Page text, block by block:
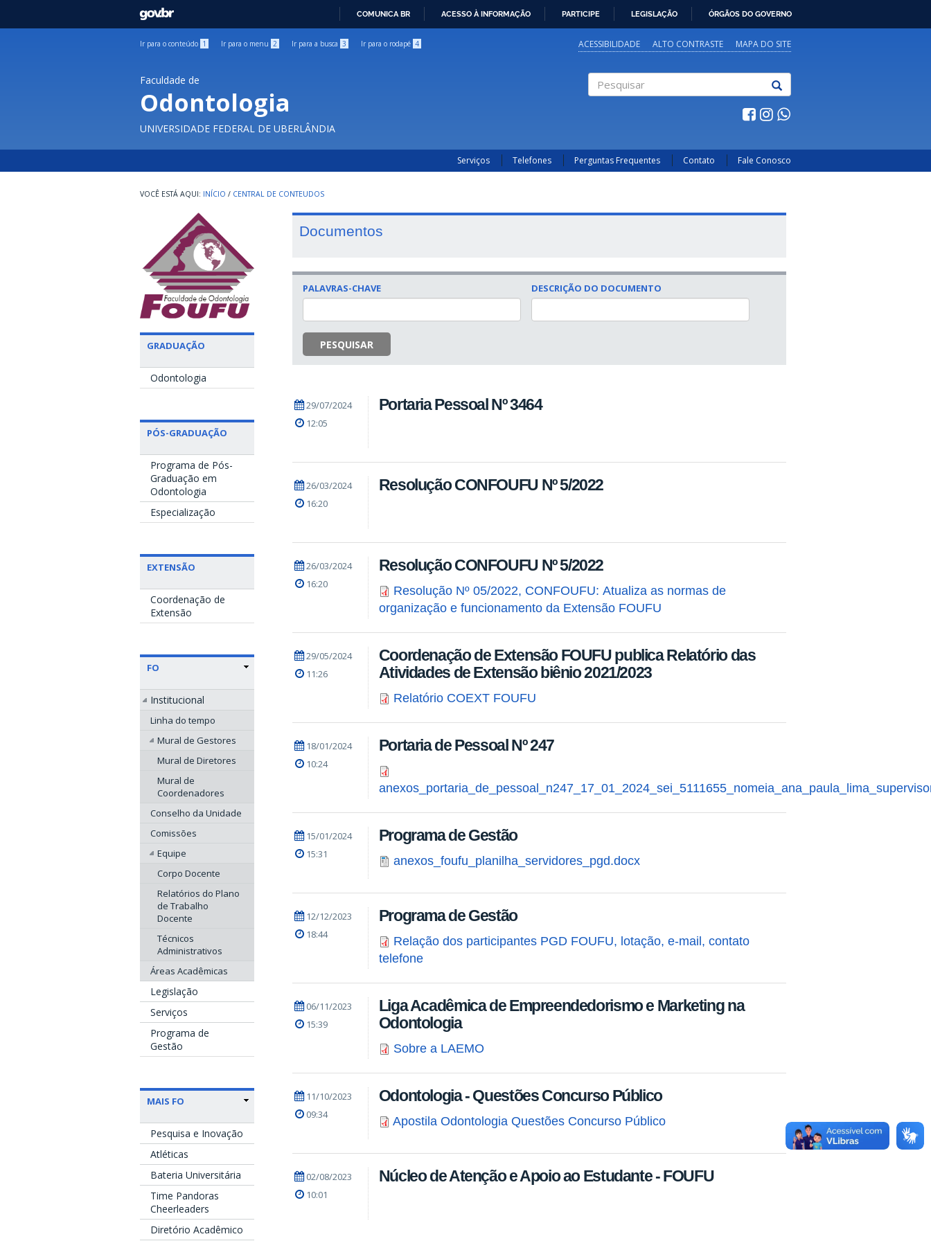
GOVBR
COMUNICA BR ACESSO À INFORMAÇÃO PARTICIPE LEGISLAÇÃO ÓRGÃOS DO GOVERNO
Ir para o conteúdo 1 Ir para o menu 2 Ir para a busca 3 Ir para o rodapé 4 ACESSIBILIDADE ALTO CONTRASTE MAPA DO SITE
Faculdade de
Odontologia
UNIVERSIDADE FEDERAL DE UBERLÂNDIA
Serviços Telefones Perguntas Frequentes Contato Fale Conosco
INÍCIO / CENTRAL DE CONTEUDOS
GRADUAÇÃO
Odontologia
PÓS-GRADUAÇÃO
Programa de Pós-
Graduação em
Odontologia
Especialização
EXTENSÃO
Coordenação de
Extensão
FO
Institucional
Linha do tempo
Mural de Gestores
Mural de Diretores
Mural de
Coordenadores
Conselho da Unidade
Comissões
Equipe
Corpo Docente
Relatórios do Plano
de Trabalho
Docente
Técnicos
Administrativos
Áreas Acadêmicas
Legislação
Serviços
Programa de
Gestão
MAIS FO
Pesquisa e Inovação
Atléticas
Bateria Universitária
Time Pandoras
Cheerleaders
Diretório Acadêmico
Documentos
PALAVRAS-CHAVE DESCRIÇÃO DO DOCUMENTO
PESQUISAR
29/07/2024
12:05
Portaria Pessoal Nº 3464
26/03/2024
16:20
Resolução CONFOUFU Nº 5/2022
26/03/2024
16:20
Resolução CONFOUFU Nº 5/2022
Resolução Nº 05/2022, CONFOUFU: Atualiza as normas de
organização e funcionamento da Extensão FOUFU
29/05/2024
11:26
Coordenação de Extensão FOUFU publica Relatório das
Atividades de Extensão biênio 2021/2023
Relatório COEXT FOUFU
18/01/2024
10:24
Portaria de Pessoal Nº 247
15/01/2024
15:31
Programa de Gestão
anexos_foufu_planilha_servidores_pgd.docx
12/12/2023
18:44
Programa de Gestão
Relação dos participantes PGD FOUFU, lotação, e-mail, contato
telefone
06/11/2023
15:39
Liga Acadêmica de Empreendedorismo e Marketing na
Odontologia
Sobre a LAEMO
11/10/2023
09:34
Odontologia - Questões Concurso Público
Apostila Odontologia Questões Concurso Público
02/08/2023
10:01
Núcleo de Atenção e Apoio ao Estudante - FOUFU